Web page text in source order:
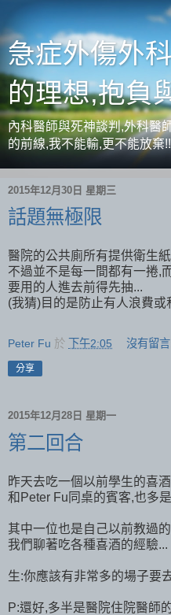
急症外傷外
的理想,抱負
內科醫師與死神談判,外科醫
的前線,我不能輸,更不能放棄!!
2015年12月30日 星期三
話題無極限
醫院的公共廁所有提供衛生
不過並不是每一間都有一捲,
要用的人進去前得先抽...
(我猜)目的是防止有人浪費或
Peter Fu 於 下午2:05 沒有留
分享
2015年12月28日 星期一
第二回合
昨天去吃一個以前學生的喜
和Peter Fu同桌的賓客,也多
其中一位也是自己以前教過
我們聊著吃各種喜酒的經驗...
生:你應該有非常多的場子要
P:還好,多半是醫院住院醫師